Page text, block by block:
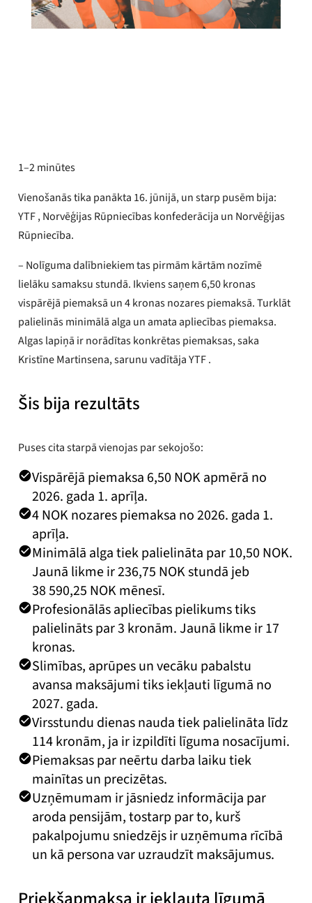
1–2 minūtes
Vienošanās tika panākta 16. jūnijā, un starp pusēm bija:
YTF , Norvēģijas Rūpniecības konfederācija un Norvēģijas
Rūpniecība.
– Nolīguma dalībniekiem tas pirmām kārtām nozīmē
lielāku samaksu stundā. Ikviens saņem 6,50 kronas
vispārējā piemaksā un 4 kronas nozares piemaksā. Turklāt
palielinās minimālā alga un amata apliecības piemaksa.
Algas lapiņā ir norādītas konkrētas piemaksas, saka
Kristīne Martinsena, sarunu vadītāja YTF .
Šis bija rezultāts
Puses cita starpā vienojas par sekojošo:
Vispārējā piemaksa 6,50 NOK apmērā no
2026. gada 1. aprīļa.
4 NOK nozares piemaksa no 2026. gada 1.
aprīļa.
Minimālā alga tiek palielināta par 10,50 NOK.
Jaunā likme ir 236,75 NOK stundā jeb
38 590,25 NOK mēnesī.
Profesionālās apliecības pielikums tiks
palielināts par 3 kronām. Jaunā likme ir 17
kronas.
Slimības, aprūpes un vecāku pabalstu
avansa maksājumi tiks iekļauti līgumā no
2027. gada.
Virsstundu dienas nauda tiek palielināta līdz
114 kronām, ja ir izpildīti līguma nosacījumi.
Piemaksas par neērtu darba laiku tiek
mainītas un precizētas.
Uzņēmumam ir jāsniedz informācija par
aroda pensijām, tostarp par to, kurš
pakalpojumu sniedzējs ir uzņēmuma rīcībā
un kā persona var uzraudzīt maksājumus.